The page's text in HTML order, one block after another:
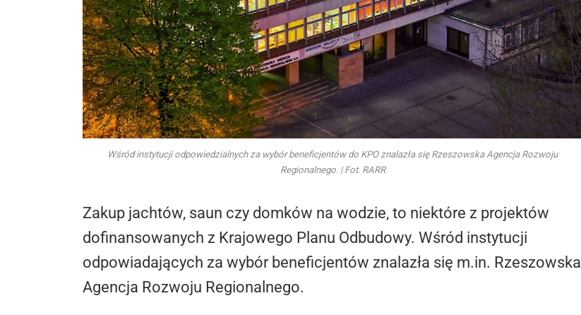
Wśród instytucji odpowiedzialnych za wybór beneficjentów do KPO znalazła się Rzeszowska Agencja Rozwoju
Regionalnego. | Fot. RARR
Zakup jachtów, saun czy domków na wodzie, to niektóre z projektów
dofinansowanych z Krajowego Planu Odbudowy. Wśród instytucji
odpowiadających za wybór beneficjentów znalazła się m.in. Rzeszowska
Agencja Rozwoju Regionalnego.